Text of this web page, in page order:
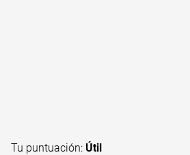
Tu puntuación: Útil